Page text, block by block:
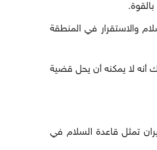
والاستقرار في المنطقة
أنه لا يمكنه أن يحل قضية
تمثل قاعدة السلام في